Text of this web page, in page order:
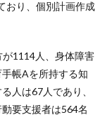
おり、個別計画作成
1114人、身体障害
帳Aを所持する知
人は67人であり、
要支援者は564名